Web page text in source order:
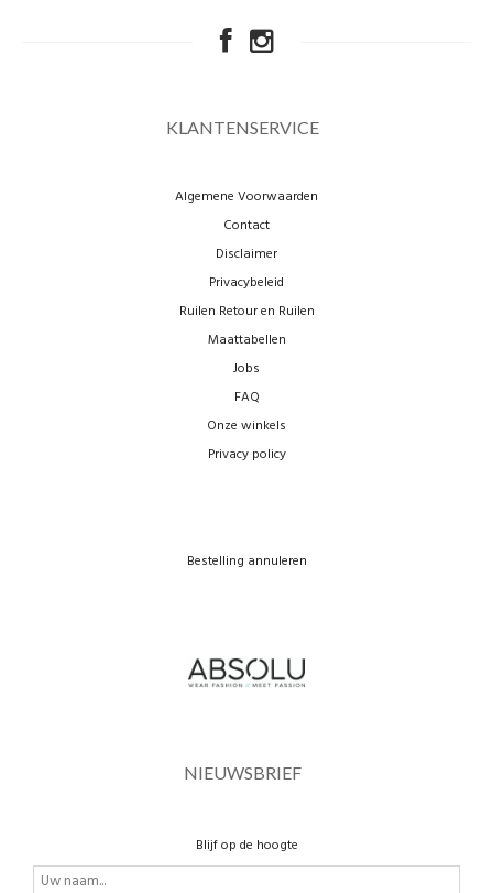
KLANTENSERVICE
Algemene Voorwaarden
Contact
Disclaimer
Privacybeleid
Ruilen Retour en Ruilen
Maattabellen
Jobs
FAQ
Onze winkels
Privacy policy
Bestelling annuleren
NIEUWSBRIEF
Blijf op de hoogte